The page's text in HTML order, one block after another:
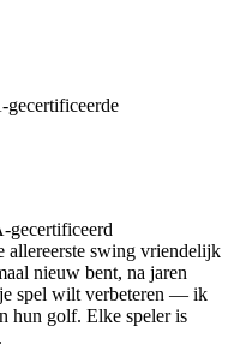
gecertificeerde
gecertificeerd
allereerste swing vriendelijk
nieuw bent, na jaren
spel wilt verbeteren — ik
hun golf. Elke speler is